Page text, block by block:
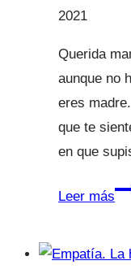
2021
Querida
aunque no
eres
que te
en que
Leer más